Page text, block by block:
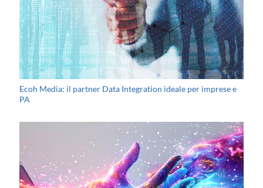
Ecoh Media: il partner Data Integration ideale per imprese e
PA